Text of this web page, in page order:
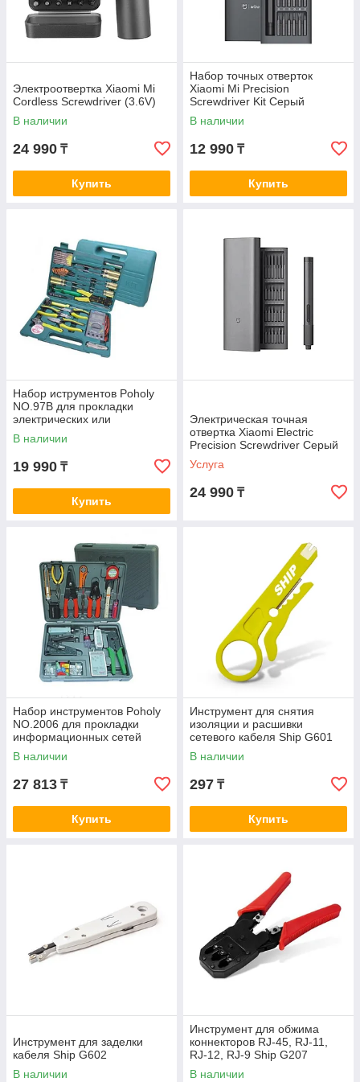
Электроотвертка Xiaomi Mi
Cordless Screwdriver (3.6V)
В наличии
24 990 ₸
Купить
Набор точных отверток
Xiaomi Mi Precision
Screwdriver Kit Серый
В наличии
12 990 ₸
Купить
Набор иструментов Poholy
NO.97B для прокладки
электрических или
автомобильных сетей
В наличии
19 990 ₸
Купить
Электрическая точная
отвертка Xiaomi Electric
Precision Screwdriver Серый
Услуга
24 990 ₸
Набор инструментов Poholy
NO.2006 для прокладки
информационных сетей
В наличии
27 813 ₸
Купить
Инструмент для снятия
изоляции и расшивки
сетевого кабеля Ship G601
Стриппер
В наличии
297 ₸
Купить
Инструмент для заделки
кабеля Ship G602
В наличии
Инструмент для обжима
коннекторов RJ-45, RJ-11,
RJ-12, RJ-9 Ship G207
Кримпер
В наличии